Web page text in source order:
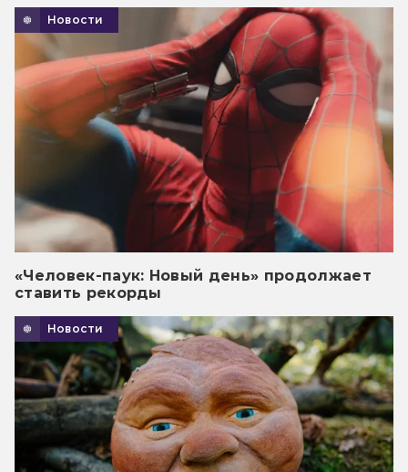
Новости
«Человек-паук: Новый день» продолжает
ставить рекорды
Новости